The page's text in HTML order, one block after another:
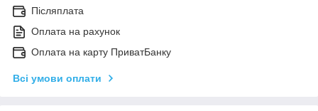
Післяплата
Оплата на рахунок
Оплата на карту ПриватБанку
Всі умови оплати